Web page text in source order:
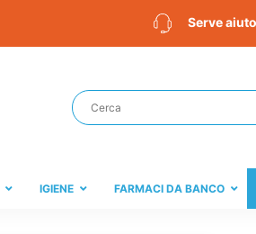
Serve
IGIENE FARMACI DA BANCO